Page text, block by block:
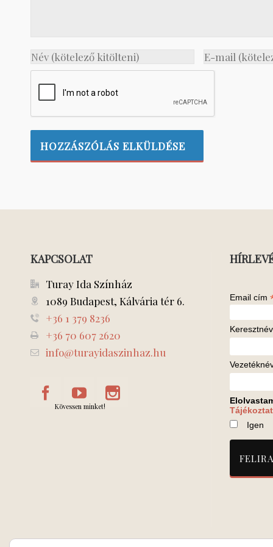
KAPCSOLAT
Turay Ida Színház
1089 Budapest, Kálvária tér 6.
+36 1 379 8236
+36 70 607 2620
info@turayidaszinhaz.hu
Kövessen minket!
Email cím
Keresztnév
Igen